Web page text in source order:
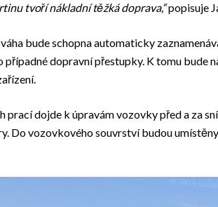
tvoří nákladní těžká doprava,“popisuje
bude schopna automaticky
případné dopravní přestupky. K tomu bude
prací dojde k úpravám vozovky před a za
Do vozovkového souvrství budou